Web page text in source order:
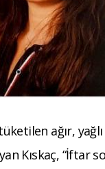
ağır,
Kıskaç, “İftar